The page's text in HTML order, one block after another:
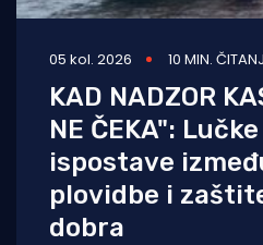
05 kol. 2026 10 MIN.
KAD NADZOR
NE ČEKA":
ispostave
plovidbe i
dobra